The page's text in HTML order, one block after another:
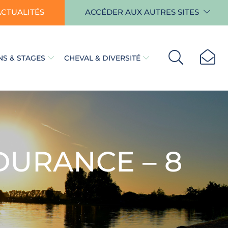
ACCÉDER AUX AUTRES SITES
& STAGES CHEVAL & DIVERSITÉ
– 8